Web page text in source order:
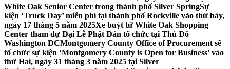
White Oak Senior Center trong thành phố Silver SpringSự
kiện ‘Truck Day’ miễn phí tại thành phố Rockville vào thứ bảy,
ngày 17 tháng 5 năm 2025Xe buýt từ White Oak Shopping
Center tham dự Đại Lễ Phật Đản tổ chức tại Thủ Đô
Washington DCMontgomery County Office of Procurement sẽ
tổ chức sự kiện ‘Montgomery County is Open for Business’ vào
thứ Hai, ngày 31 tháng 3 năm 2025 tại Silver